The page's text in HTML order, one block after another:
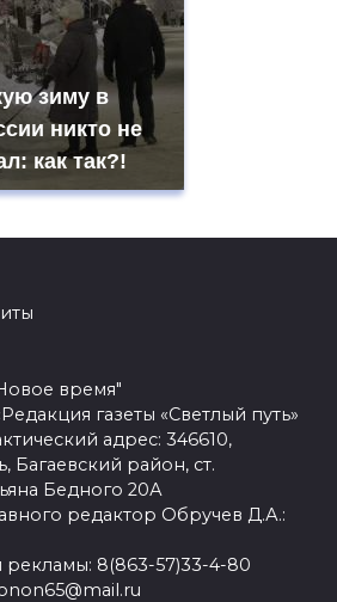
зиму в
никто не
как так?!
время"
газеты «Светлый путь»
адрес: 346610,
Багаевский район, ст.
Бедного 20А
редактор Обручев Д.А.:
рекламы: 8(863-57)33-4-80